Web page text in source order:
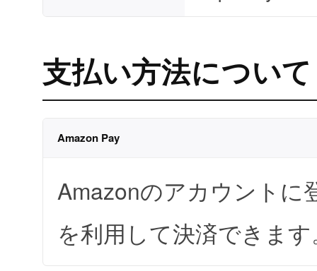
支払い方法について
Amazon Pay
Amazonのアカウントに
を利用して決済できま